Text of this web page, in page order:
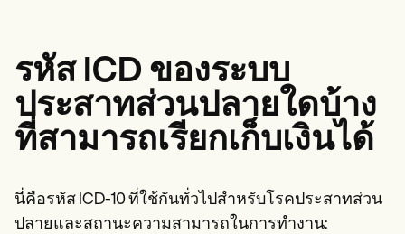
รหัส ICD ของระบบ
ประสาทส่วนปลายใดบ้าง
ที่สามารถเรียกเก็บเงินได้
นี่คือรหัส ICD-10 ที่ใช้กันทั่วไปสำหรับโรคประสาทส่วน
ปลายและสถานะความสามารถในการทำงาน: